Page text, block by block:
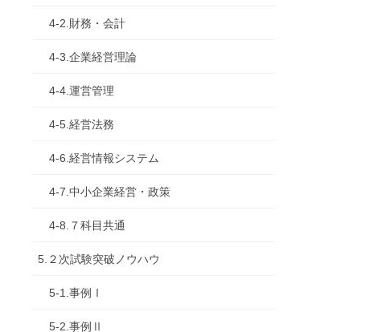
4-2.財務・会計
4-3.企業経営理論
4-4.運営管理
4-5.経営法務
4-6.経営情報システム
4-7.中小企業経営・政策
4-8.７科目共通
5.２次試験突破ノウハウ
5-1.事例Ⅰ
5-2.事例Ⅱ